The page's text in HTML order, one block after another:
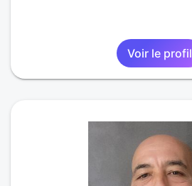
Voir le profil